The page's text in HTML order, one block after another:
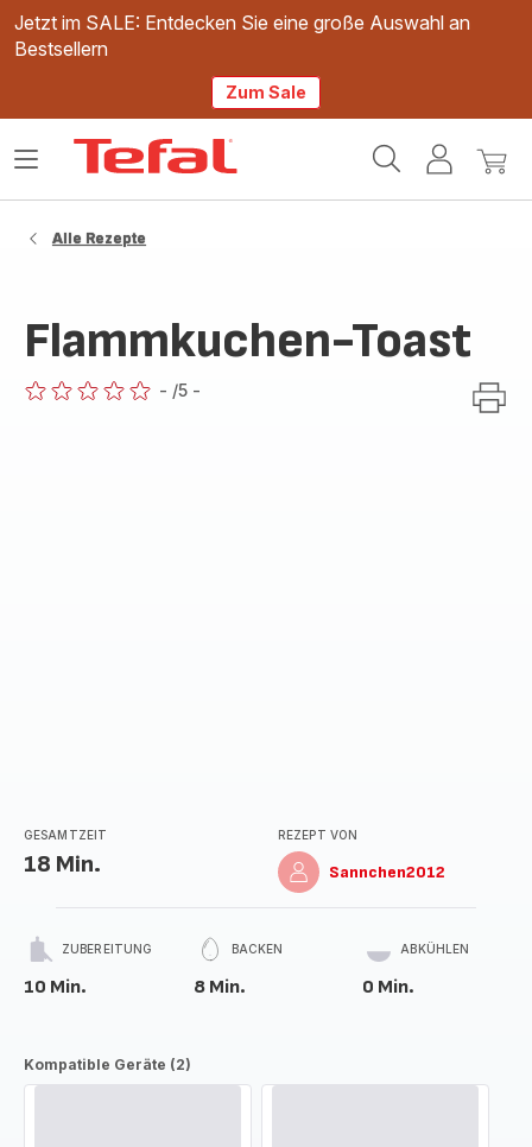
Jetzt im SALE: Entdecken Sie eine große Auswahl an
Bestsellern
Zum Sale
Mein
Mein
Das
Alle Rezepte
Flammkuchen-Toast
- /5 -
GESAMTZEIT
18 Min.
REZEPT VON
Sannchen2012
ZUBEREITUNG
10 Min.
BACKEN
8 Min.
ABKÜHLEN
0 Min.
Kompatible Geräte (2)